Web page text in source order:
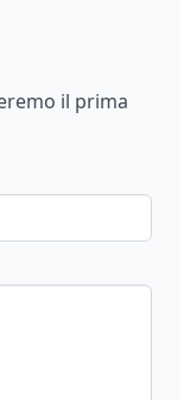
il prima